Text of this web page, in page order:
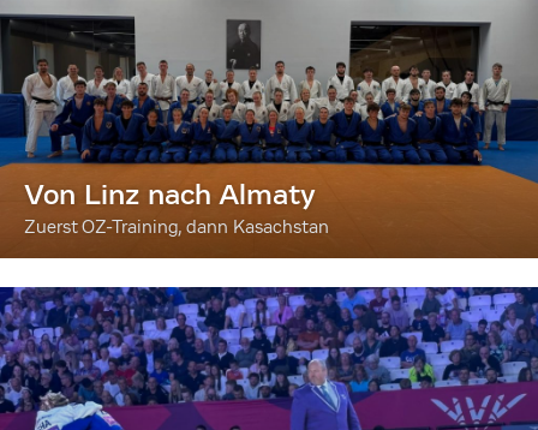
Von Linz nach Almaty
Zuerst OZ-Training, dann Kasachstan